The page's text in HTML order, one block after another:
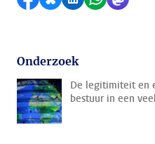
Onderzoek
De legitimiteit en
bestuur in een